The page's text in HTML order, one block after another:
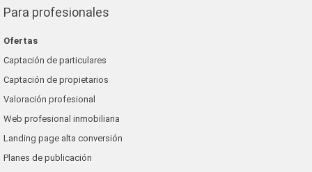
Para profesionales
Ofertas
Captación de particulares
Captación de propietarios
Valoración profesional
Web profesional inmobiliaria
Landing page alta conversión
Planes de publicación